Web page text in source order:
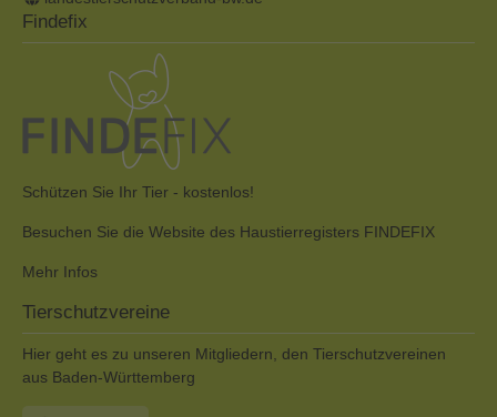
Findefix
Schützen Sie Ihr Tier - kostenlos!
Besuchen Sie die Website des Haustierregisters FINDEFIX
Mehr Infos
Tierschutzvereine
Hier geht es zu unseren Mitgliedern, den Tierschutzvereinen
aus Baden-Württemberg